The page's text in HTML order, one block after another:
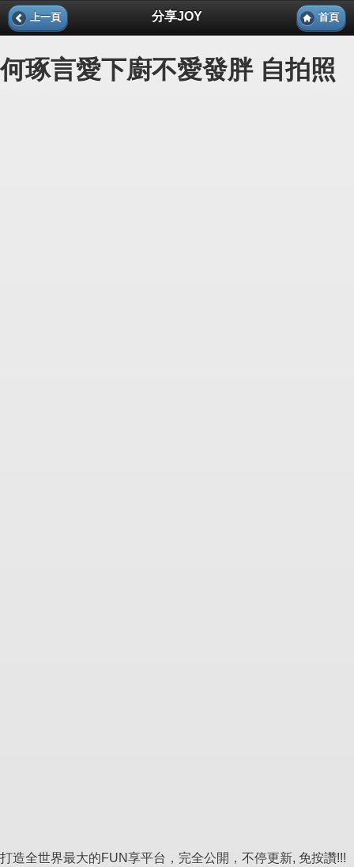
上一頁 分享JOY 首頁
何琢言愛下廚不愛發胖 自拍照
打造全世界最大的FUN享平台，完全公開，不停更新, 免按讚!!!